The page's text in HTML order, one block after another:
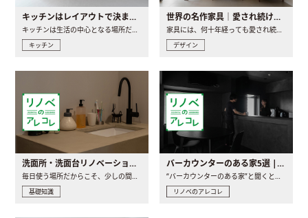
キッチンはレイアウトで決まる。後悔しないための考え方と選び方
キッチンは生活の中心となる場所だからこそ、家の中のどこに置..
キッチン
世界の名作家具｜愛され続ける理由と一生モノとの出会い方
家具には、何十年経っても愛され続ける「名作」と呼ばれるもの..
デザイン
洗面所・洗面台リノベーションの事例と間取りアイデア
基礎知識
バーカウンターのある家5選 | 日常に馴染む“距離の近い”キッチンとは
リノベのアレコレ